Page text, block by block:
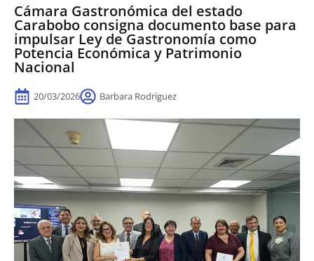
Cámara Gastronómica del estado
Carabobo consigna documento base para
impulsar Ley de Gastronomía como
Potencia Económica y Patrimonio
Nacional
20/03/2026 Barbara Rodríguez